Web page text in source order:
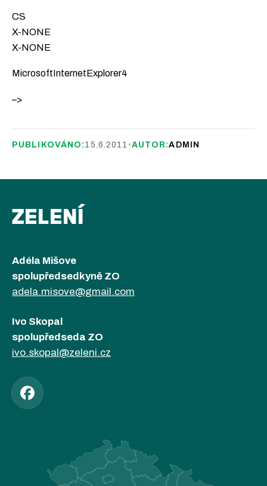
CS
X-NONE
X-NONE
MicrosoftInternetExplorer4
–>
PUBLIKOVÁNO: 15.6.2011 •AUTOR:ADMIN
ZELENÍ
Adéla Mišove
spolupředsedkyně ZO
adela.misove@gmail.com
Ivo Skopal
spolupředseda ZO
ivo.skopal@zeleni.cz